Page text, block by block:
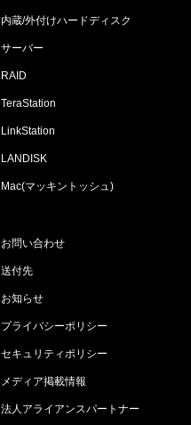
内蔵/外付けハードディスク
サーバー
RAID
TeraStation
LinkStation
LANDISK
Mac(マッキントッシュ)
お問い合わせ
送付先
お知らせ
プライバシーポリシー
セキュリティポリシー
メディア掲載情報
法人アライアンスパートナー